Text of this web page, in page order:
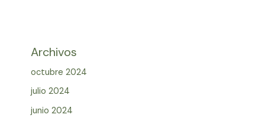
Archivos
octubre 2024
julio 2024
junio 2024